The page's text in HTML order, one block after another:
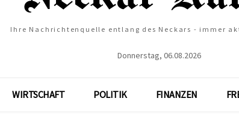
Ihre Nachrichtenquelle entlang des Neckars - immer
Donnerstag, 06.08.2026
WIRTSCHAFT POLITIK FINANZEN